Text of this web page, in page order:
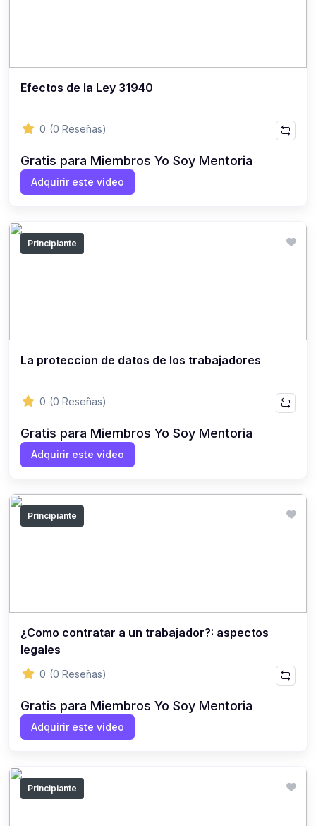
Efectos de la Ley 31940
0 (0 Reseñas)
Gratis para Miembros Yo Soy Mentoria
Adquirir este video
Principiante
La proteccion de datos de los trabajadores
0 (0 Reseñas)
Gratis para Miembros Yo Soy Mentoria
Adquirir este video
Principiante
¿Como contratar a un trabajador?: aspectos
legales
0 (0 Reseñas)
Gratis para Miembros Yo Soy Mentoria
Adquirir este video
Principiante